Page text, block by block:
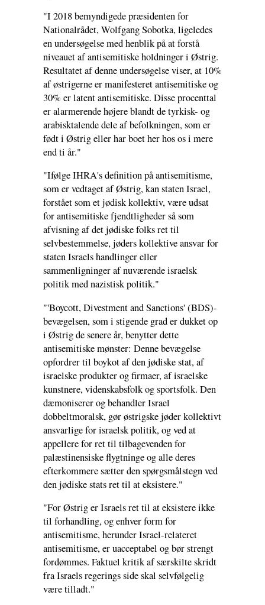
"I 2018 bemyndigede præsidenten for
Nationalrådet, Wolfgang Sobotka, ligeledes
en undersøgelse med henblik på at forstå
niveauet af antisemitiske holdninger i Østrig.
Resultatet af denne undersøgelse viser, at 10%
af østrigerne er manifesteret antisemitiske og
30% er latent antisemitiske. Disse procenttal
er alarmerende højere blandt de tyrkisk- og
arabisktalende dele af befolkningen, som er
født i Østrig eller har boet her hos os i mere
end ti år."
"Ifølge IHRA's definition på antisemitisme,
som er vedtaget af Østrig, kan staten Israel,
forstået som et jødisk kollektiv, være udsat
for antisemitiske fjendtligheder så som
afvisning af det jødiske folks ret til
selvbestemmelse, jøders kollektive ansvar for
staten Israels handlinger eller
sammenligninger af nuværende israelsk
politik med nazistisk politik."
"'Boycott, Divestment and Sanctions' (BDS)-
bevægelsen, som i stigende grad er dukket op
i Østrig de senere år, benytter dette
antisemitiske mønster: Denne bevægelse
opfordrer til boykot af den jødiske stat, af
israelske produkter og firmaer, af israelske
kunstnere, videnskabsfolk og sportsfolk. Den
dæmoniserer og behandler Israel
dobbeltmoralsk, gør østrigske jøder kollektivt
ansvarlige for israelsk politik, og ved at
appellere for ret til tilbagevenden for
palæstinensiske flygtninge og alle deres
efterkommere sætter den spørgsmålstegn ved
den jødiske stats ret til at eksistere."
"For Østrig er Israels ret til at eksistere ikke
til forhandling, og enhver form for
antisemitisme, herunder Israel-relateret
antisemitisme, er uacceptabel og bør strengt
fordømmes. Faktuel kritik af særskilte skridt
fra Israels regerings side skal selvfølgelig
være tilladt."